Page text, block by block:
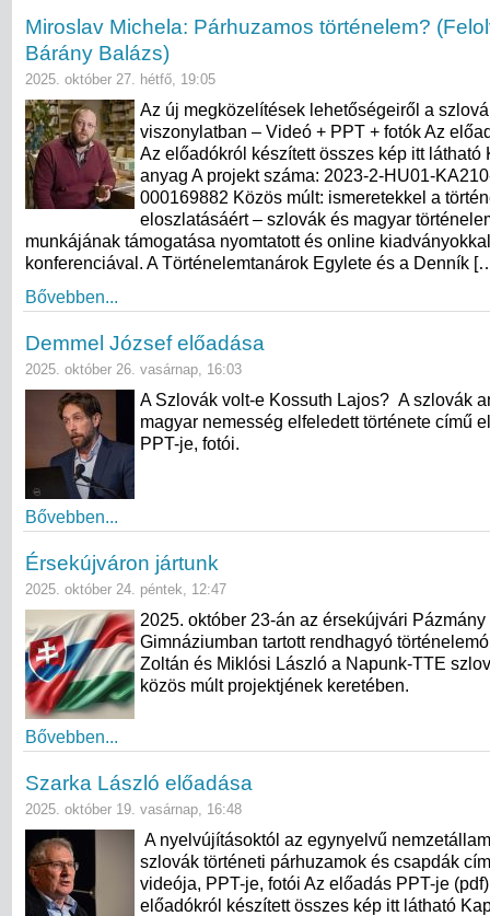
Miroslav Michela: Párhuzamos történelem?
Bárány Balázs)
2025. október 27. hétfő, 19:05
Az új megközelítések lehetőségeiről a
viszonylatban – Videó + PPT + fotók Az
Az előadókról készített összes kép itt látható
anyag A projekt száma: 2023-2-HU01-
000169882 Közös múlt: ismeretekkel a
eloszlatásáért – szlovák és magyar
munkájának támogatása nyomtatott és online
konferenciával. A Történelemtanárok Egylete és a Denník
Bővebben...
Demmel József előadása
2025. október 26. vasárnap, 16:03
A Szlovák volt-e Kossuth Lajos? A szlovák
magyar nemesség elfeledett története című
PPT-je, fotói.
Bővebben...
Érsekújváron jártunk
2025. október 24. péntek, 12:47
2025. október 23-án az érsekújvári Pázmány
Gimnáziumban tartott rendhagyó
Zoltán és Miklósi László a Napunk-TTE
közös múlt projektjének keretében.
Bővebben...
Szarka László előadása
2025. október 19. vasárnap, 16:48
A nyelvújításoktól az egynyelvű
szlovák történeti párhuzamok és csapdák
videója, PPT-je, fotói Az előadás PPT-je
előadókról készített összes kép itt látható